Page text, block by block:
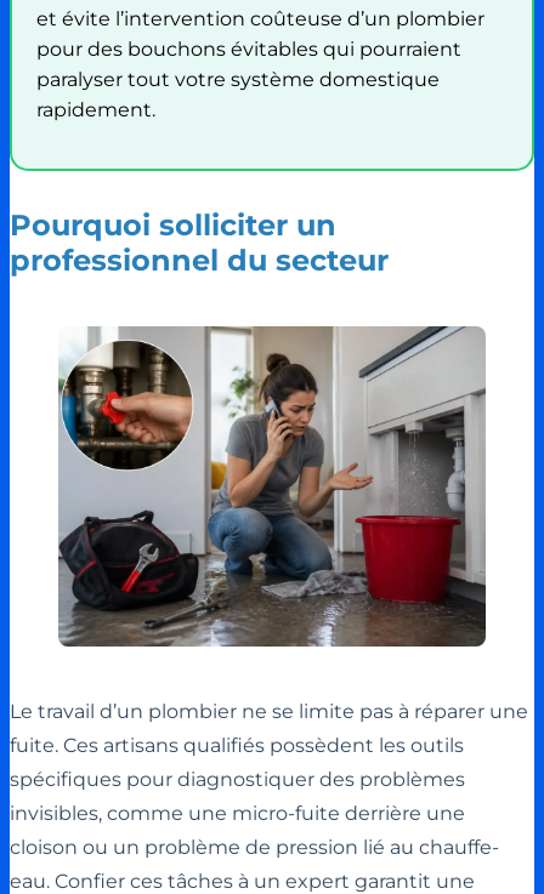
et évite l’intervention coûteuse d’un plombier
pour des bouchons évitables qui pourraient
paralyser tout votre système domestique
rapidement.
Pourquoi solliciter un
professionnel du secteur
Le travail d’un plombier ne se limite pas à réparer une
fuite. Ces artisans qualifiés possèdent les outils
spécifiques pour diagnostiquer des problèmes
invisibles, comme une micro-fuite derrière une
cloison ou un problème de pression lié au chauffe-
eau. Confier ces tâches à un expert garantit une